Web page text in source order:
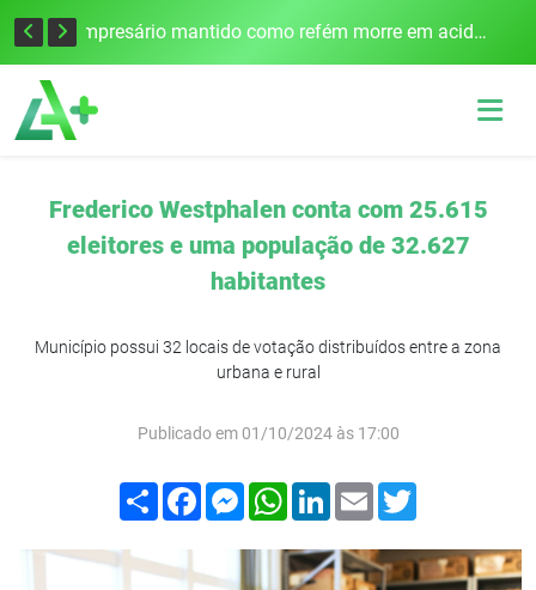
Edital para construção de ponte entre Itapiranga e Barra do Guarita deve ser lançado no segundo semestre Empresário mantido como refém morre em acidente após assalto em Cerro Largo
Frederico Westphalen conta com 25.615
eleitores e uma população de 32.627
habitantes
Município possui 32 locais de votação distribuídos entre a zona
urbana e rural
Publicado em 01/10/2024 às 17:00
Compartilhar
FacebookMessenger
WhatsApp
LinkedIn
Email